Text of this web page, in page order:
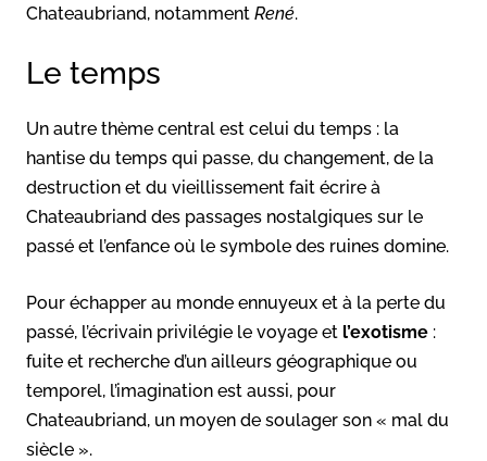
Chateaubriand, notamment René.
Le temps
Un autre thème central est celui du temps : la
hantise du temps qui passe, du changement, de la
destruction et du vieillissement fait écrire à
Chateaubriand des passages nostalgiques sur le
passé et l’enfance où le symbole des ruines domine.
Pour échapper au monde ennuyeux et à la perte du
passé, l’écrivain privilégie le voyage et l’exotisme :
fuite et recherche d’un ailleurs géographique ou
temporel, l’imagination est aussi, pour
Chateaubriand, un moyen de soulager son « mal du
siècle ».